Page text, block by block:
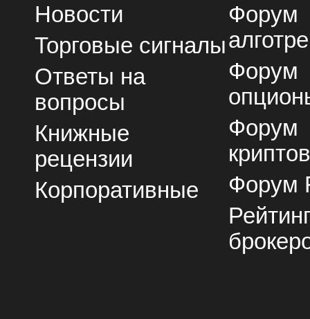
Новости
Торговые сигналы
Ответы на
вопросы
Книжные
рецензии
Корпоративные
Форум
Форум
Форум
Форум